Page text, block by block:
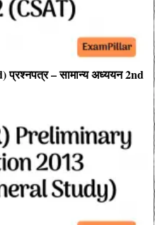
प्रश्नपत्र – सामान्य अध्ययन 2nd